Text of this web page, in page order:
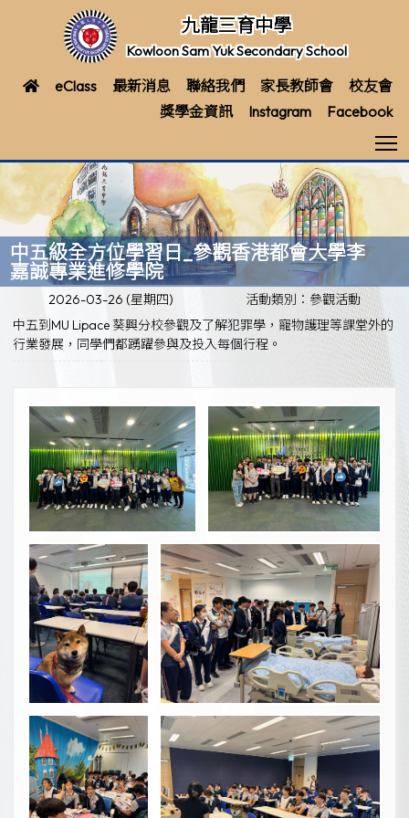
九龍三育中學
Kowloon Sam Yuk Secondary School
eClass 最新消息 聯絡我們 家長教師會
校友會
獎學金資訊
Instagram Facebook
中五級全方位學習日_參觀香港都會大學李
嘉誠專業進修學院
2026-03-26 (星期四)
活動類別：參觀活動
中五到MU Lipace 葵興分校參觀及了解犯罪學，寵物護理等課堂外的
行業發展，同學們都踴躍參與及投入每個行程。